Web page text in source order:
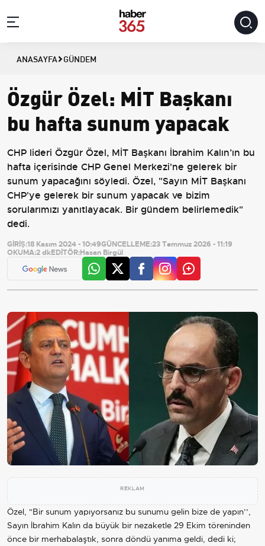
ANASAYFA GÜNDEM
Özgür Özel: MİT Başkanı
bu hafta sunum yapacak
CHP lideri Özgür Özel, MİT Başkanı İbrahim Kalın’ın bu
hafta içerisinde CHP Genel Merkezi'ne gelerek bir
sunum yapacağını söyledi. Özel, "Sayın MİT Başkanı
CHP'ye gelerek bir sunum yapacak ve bizim
sorularımızı yanıtlayacak. Bir gündem belirlemedik"
dedi.
GİRİŞ:18 Kasım 2024 - 10:49GÜNCELLEME:23 Temmuz 2026 - 11:19
OKUMA:2 dkEDİTÖR:Hasan Birgül
REKLAM
Özel, "Bir sunum yapıyorsanız bu sunumu gelin bize de yapın’’,
Sayın İbrahim Kalın da büyük bir nezaketle 29 Ekim töreninden
önce bir merhabalaştık, sonra döndü yanıma geldi, dedi ki;